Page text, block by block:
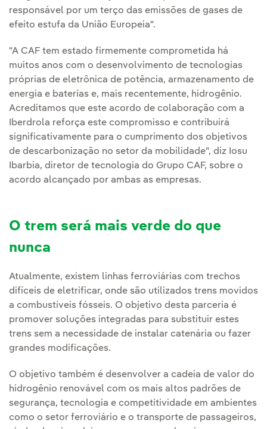
responsável por um terço das emissões de gases de
efeito estufa da União Europeia".
"A CAF tem estado firmemente comprometida há
muitos anos com o desenvolvimento de tecnologias
próprias de eletrônica de potência, armazenamento de
energia e baterias e, mais recentemente, hidrogênio.
Acreditamos que este acordo de colaboração com a
Iberdrola reforça este compromisso e contribuirá
significativamente para o cumprimento dos objetivos
de descarbonização no setor da mobilidade", diz Iosu
Ibarbia, diretor de tecnologia do Grupo CAF, sobre o
acordo alcançado por ambas as empresas.
O trem será mais verde do que
nunca
Atualmente, existem linhas ferroviárias com trechos
difíceis de eletrificar, onde são utilizados trens movidos
a combustíveis fósseis. O objetivo desta parceria é
promover soluções integradas para substituir estes
trens sem a necessidade de instalar catenária ou fazer
grandes modificações.
O objetivo também é desenvolver a cadeia de valor do
hidrogênio renovável com os mais altos padrões de
segurança, tecnologia e competitividade em ambientes
como o setor ferroviário e o transporte de passageiros,